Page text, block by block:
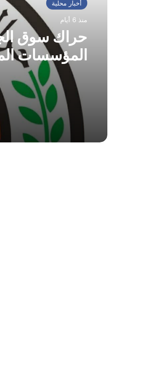
أخبار محلية
منذ 6 أيام
حراك سوق
المؤسسات